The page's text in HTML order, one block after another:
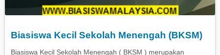
Biasiswa Kecil Sekolah Menengah (BKSM)
Biasiswa Kecil Sekolah Menengah ( BKSM ) merupakan